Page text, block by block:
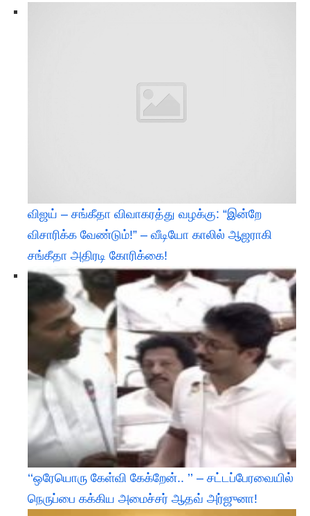
விஜய் – சங்கீதா விவாகரத்து வழக்கு: “இன்றே
விசாரிக்க வேண்டும்!” – வீடியோ காலில் ஆஜராகி
சங்கீதா அதிரடி கோரிக்கை!
‘‘ஒரேயொரு கேள்வி கேக்றேன்.. ’’ – சட்டப்பேரவையில்
நெருப்பை கக்கிய அமைச்சர் ஆதவ் அர்ஜுனா!